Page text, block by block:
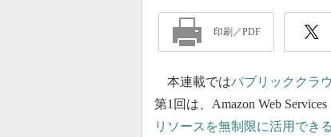
印刷／PDF
本連載ではパブリッククラ
第1回は、Amazon Web
リソースを無制限に活用でき